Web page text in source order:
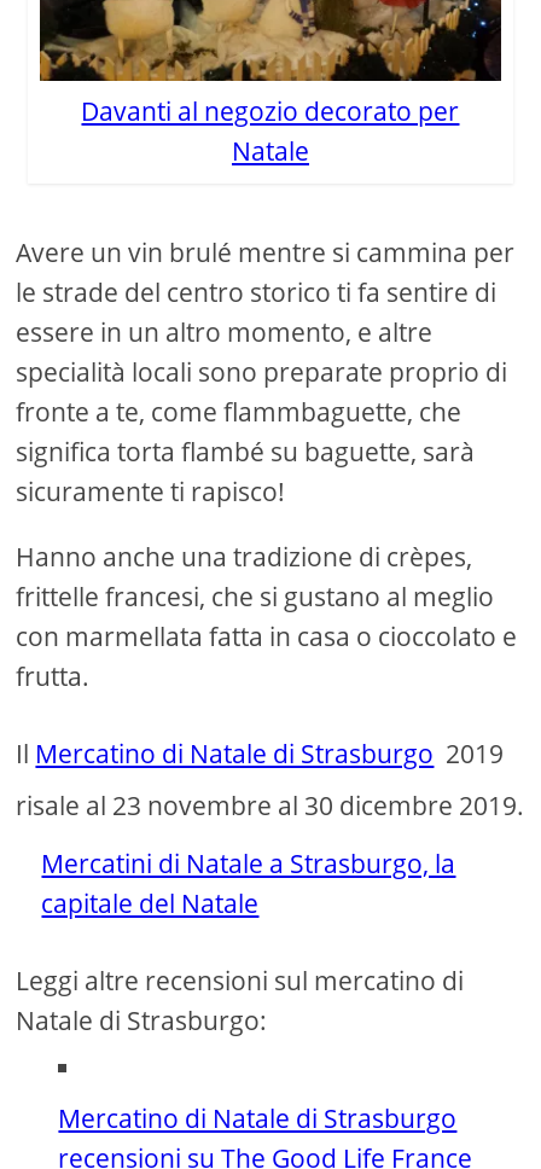
Davanti al negozio decorato per
Natale
Avere un vin brulé mentre si cammina per
le strade del centro storico ti fa sentire di
essere in un altro momento, e altre
specialità locali sono preparate proprio di
fronte a te, come flammbaguette, che
significa torta flambé su baguette, sarà
sicuramente ti rapisco!
Hanno anche una tradizione di crèpes,
frittelle francesi, che si gustano al meglio
con marmellata fatta in casa o cioccolato e
frutta.
Il Mercatino di Natale di Strasburgo 2019
risale al 23 novembre al 30 dicembre 2019.
Mercatini di Natale a Strasburgo, la
capitale del Natale
Leggi altre recensioni sul mercatino di
Natale di Strasburgo:
Mercatino di Natale di Strasburgo
recensioni su The Good Life France